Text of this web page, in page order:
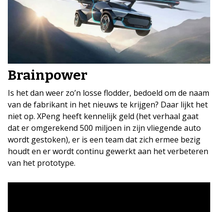
Brainpower
Is het dan weer zo’n losse flodder, bedoeld om de naam
van de fabrikant in het nieuws te krijgen? Daar lijkt het
niet op. XPeng heeft kennelijk geld (het verhaal gaat
dat er omgerekend 500 miljoen in zijn vliegende auto
wordt gestoken), er is een team dat zich ermee bezig
houdt en er wordt continu gewerkt aan het verbeteren
van het prototype.